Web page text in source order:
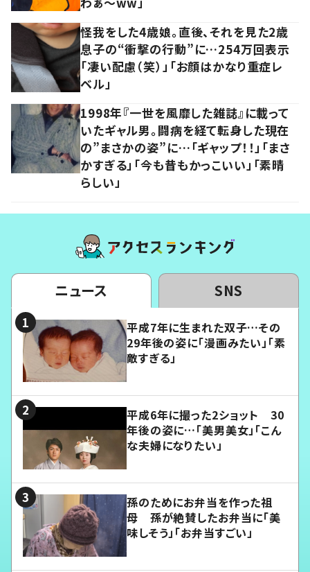
怪我をした4歳娘。直後、それを見た2歳
息子の“衝撃の行動”に…254万回表示
「凄い配慮（笑）」「お顔はかなり重症レ
ベル」
1998年『一世を風靡した雑誌』に載って
いたギャル男。闘病を経て転身した現在
の”まさかの姿”に…「ギャップ！！」「まさ
かすぎる」「今も昔もかっこいい」「素晴
らしい」
ニュース SNS
平成7年に生まれた双子…その
29年後の姿に「漫画みたい」「素
敵すぎる」
平成6年に撮った2ショット 30
年後の姿に…「美男美女」「こん
な夫婦になりたい」
孫のためにお弁当を作った祖
母 孫が絶賛したお弁当に「美
味しそう」「お弁当すごい」